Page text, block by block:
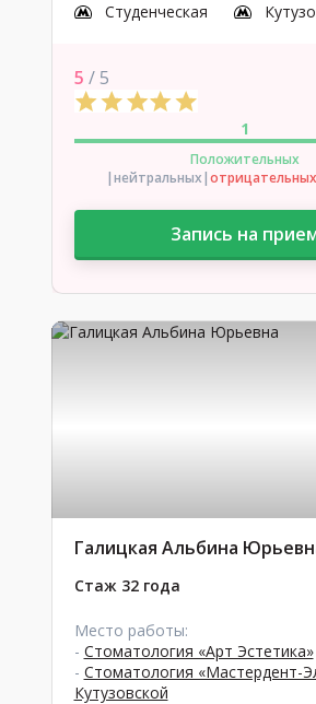
Студенческая
5 / 5
1
Положительных
|нейтральных|отрицательных
Запись на
Галицкая Альбина
Стаж 32 года
Место работы:
- Стоматология «Арт Эстетика»
- Стоматология «Мастердент-
Кутузовской